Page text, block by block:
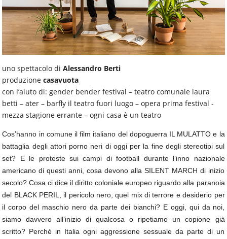
uno spettacolo diAlessandro Berti
produzionecasavuota
con l’aiuto di: gender bender festival – teatro comunale laura
betti – ater – barfly il teatro fuori luogo – opera prima festival -
mezza stagione errante – ogni casa è un teatro
Cos’hanno in comune il film italiano del dopoguerra IL MULATTO e la
battaglia degli attori porno neri di oggi per la fine degli stereotipi sul
set? E le proteste sui campi di football durante l’inno nazionale
americano di questi anni, cosa devono alla SILENT MARCH di inizio
secolo? Cosa ci dice il diritto coloniale europeo riguardo alla paranoia
del BLACK PERIL, il pericolo nero, quel mix di terrore e desiderio per
il corpo del maschio nero da parte dei bianchi? E oggi, qui da noi,
siamo davvero all’inizio di qualcosa o ripetiamo un copione già
scritto? Perché in Italia ogni aggressione sessuale da parte di un